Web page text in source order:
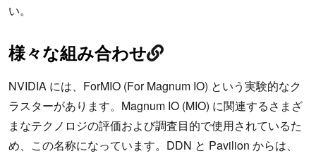
い。
様々な組み合わせ
NVIDIA には、ForMIO (For Magnum IO) という実験的なク
ラスターがあります。Magnum IO (MIO) に関連するさまざ
まなテクノロジの評価および調査目的で使用されているた
め、この名称になっています。DDN と Pavilion からは、